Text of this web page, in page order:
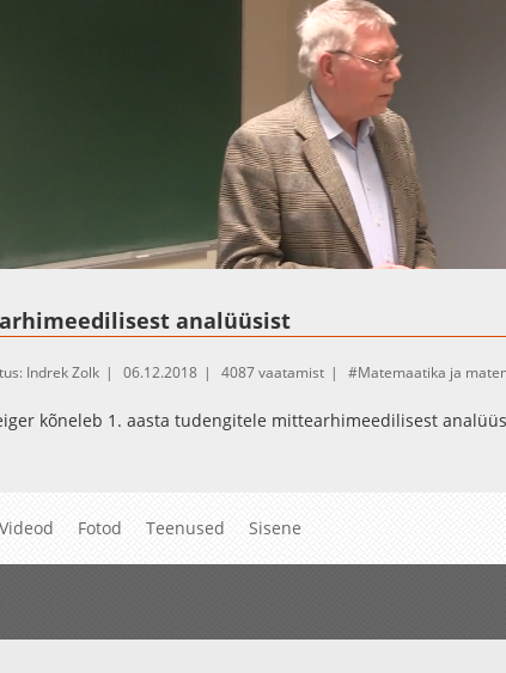
Loaded:
1.90%
analüüsist
Indrek Zolk 06.12.2018 4087 vaatamist Matemaatika ja
kõneleb 1. aasta tudengitele mittearhimeedilisest
Videod Fotod Teenused Sisene